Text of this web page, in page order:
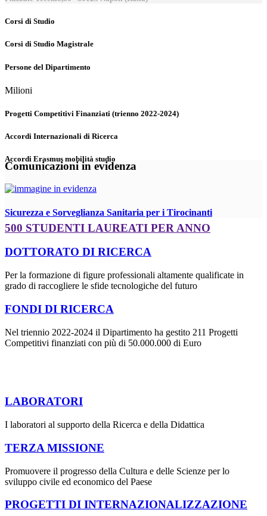
Corsi di Studio
Corsi di Studio Magistrale
Persone del Dipartimento
Milioni
Progetti Competitivi Finanziati (trienno 2022-2024)
Accordi Internazionali di Ricerca
Accordi Erasmus mobilità studio
Comunicazioni in evidenza
Sicurezza e Sorveglianza Sanitaria per i Tirocinanti
500 STUDENTI LAUREATI PER ANNO
DOTTORATO DI RICERCA
Per la formazione di figure professionali altamente qualificate in
grado di raccogliere le sfide tecnologiche del futuro
FONDI DI RICERCA
Nel triennio 2022-2024 il Dipartimento ha gestito 211 Progetti
Competitivi finanziati con più di 50.000.000 di Euro
LABORATORI
I laboratori al supporto della Ricerca e della Didattica
TERZA MISSIONE
Promuovere il progresso della Cultura e delle Scienze per lo
sviluppo civile ed economico del Paese
PROGETTI DI INTERNAZIONALIZZAZIONE